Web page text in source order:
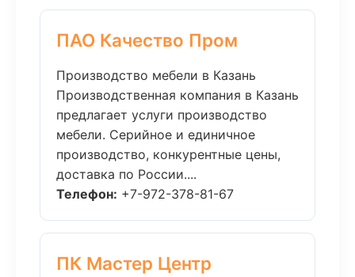
ПАО Качество Пром
Производство мебели в Казань
Производственная компания в Казань
предлагает услуги производство
мебели. Серийное и единичное
производство, конкурентные цены,
доставка по России....
Телефон: +7-972-378-81-67
ПК Мастер Центр